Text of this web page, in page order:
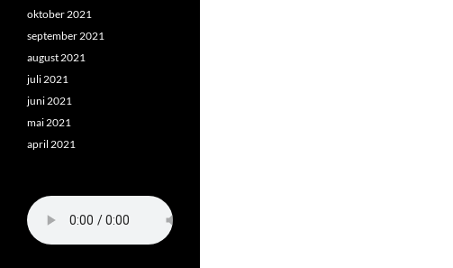
oktober 2021
september 2021
august 2021
juli 2021
juni 2021
mai 2021
april 2021